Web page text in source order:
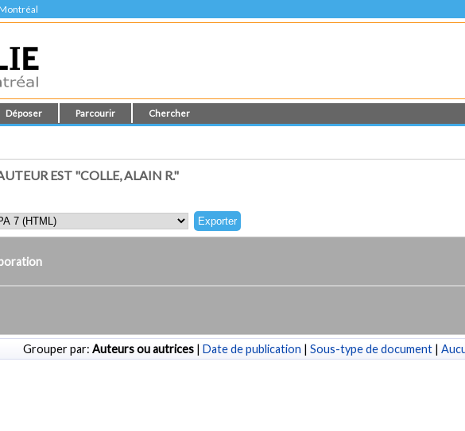
Déposer Parcourir Chercher
EST "COLLE, ALAIN R."
Grouper par: Auteurs ou autrices | Date de publication | Sous-type de document |